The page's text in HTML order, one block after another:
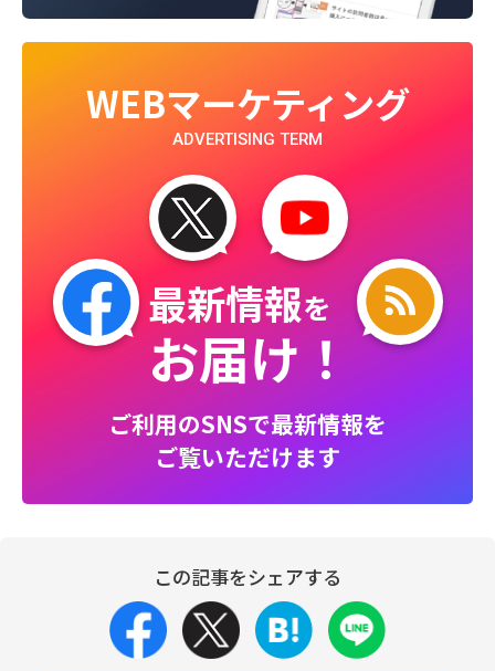
WEBマーケティング
ADVERTISING TERM
最新情報を
お届け！
ご利用のSNSで最新情報を
ご覧いただけます
この記事をシェアする